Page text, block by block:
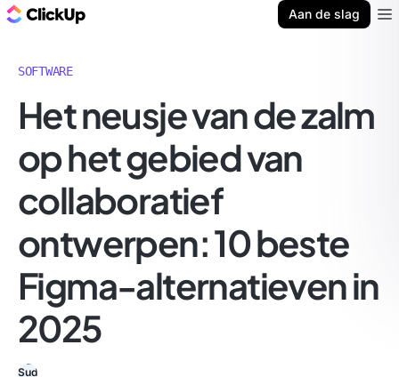
Aan de slag
SOFTWARE
Het neusje van de zalm
op het gebied van
collaboratief
ontwerpen: 10 beste
Figma-alternatieven in
2025